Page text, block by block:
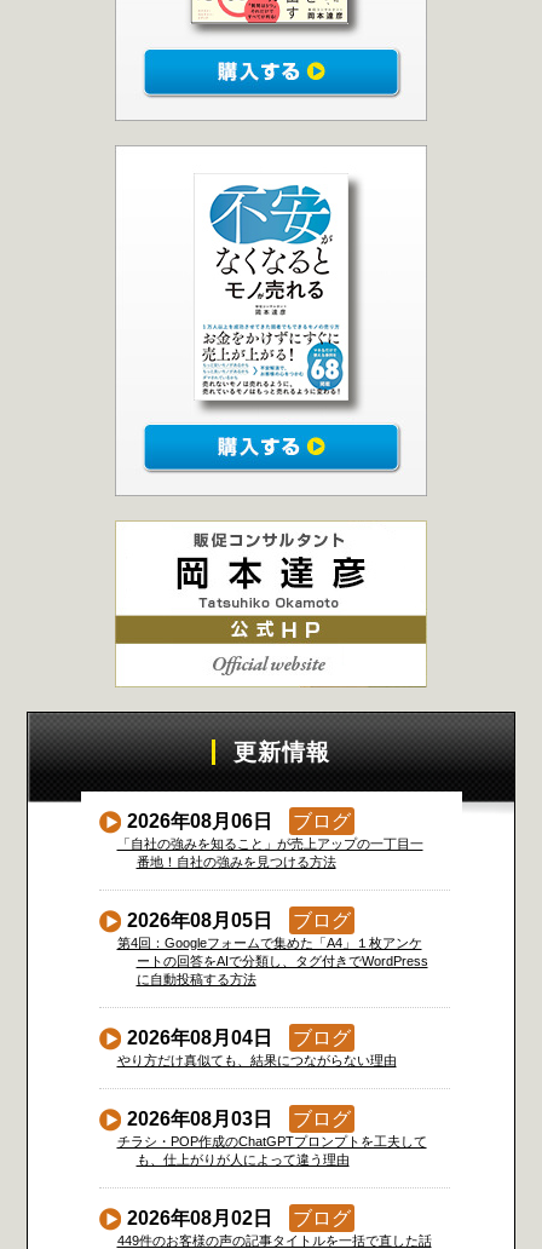
更新情報
2026年08月06日 ブログ
「自社の強みを知ること」が売上アップの一丁目一
番地！自社の強みを見つける方法
2026年08月05日 ブログ
第4回：Googleフォームで集めた「A4」１枚アンケ
ートの回答をAIで分類し、タグ付きでWordPress
に自動投稿する方法
2026年08月04日 ブログ
やり方だけ真似ても、結果につながらない理由
2026年08月03日 ブログ
チラシ・POP作成のChatGPTプロンプトを工夫して
も、仕上がりが人によって違う理由
2026年08月02日 ブログ
449件のお客様の声の記事タイトルを一括で直した話